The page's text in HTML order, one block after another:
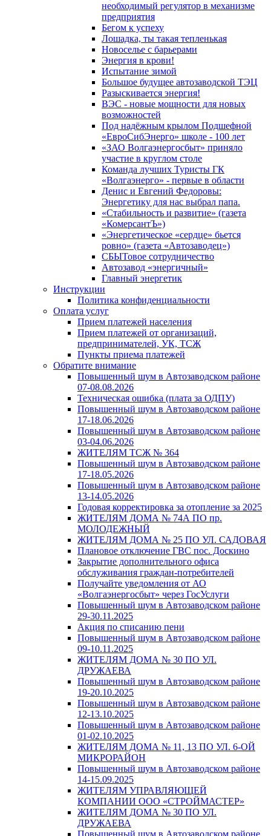
необходимый регулятор в механизме
предприятия
Бегом к успеху
Лошадка, ты такая тепленькая
Новоселье с барьерами
Энергия в крови!
Испытание зимой
Большое будущее автозаводской ТЭЦ
Разыскивается энергия!
ВЭС - новые мощности для новых
возможностей
Под надёжным крылом Подшефной
«ЕвроСибЭнерго» школе - 100 лет
«ЗАО Волгаэнергосбыт» приняло
участие в круглом столе
Команда лучших Туристы ГК
«Волгаэнерго» - первые в области
Денис и Евгений Федоровы:
Энергетику для нас выбрал папа.
«Стабильность и развитие» (газета
«КомерсантЪ»)
«Энергетическое «сердце» бьется
ровно» (газета «Автозаводец»)
СБЫТовое сотрудничество
Автозавод «энергичный»
Главный энергетик
Инструкции
Политика конфиденциальности
Оплата услуг
Прием платежей населения
Прием платежей от организаций,
предпринимателей, УК, ТСЖ
Пункты приема платежей
Обратите внимание
Повышенный шум в Автозаводском районе
07-08.08.2026
Техническая ошибка (плата за ОДПУ)
Повышенный шум в Автозаводском районе
17-18.06.2026
Повышенный шум в Автозаводском районе
03-04.06.2026
ЖИТЕЛЯМ ТСЖ № 364
Повышенный шум в Автозаводском районе
17-18.05.2026
Повышенный шум в Автозаводском районе
13-14.05.2026
Годовая корректировка за отопление за 2025
ЖИТЕЛЯМ ДОМА № 74А ПО пр.
МОЛОДЕЖНЫЙ
ЖИТЕЛЯМ ДОМА № 25 ПО УЛ. САДОВАЯ
Плановое отключение ГВС пос. Доскино
Закрытие дополнительного офиса
обслуживания граждан-потребителей
Получайте уведомления от АО
«Волгаэнергосбыт» через ГосУслуги
Повышенный шум в Автозаводском районе
29-30.11.2025
Акция по списанию пени
Повышенный шум в Автозаводском районе
09-10.11.2025
ЖИТЕЛЯМ ДОМА № 30 ПО УЛ.
ДРУЖАЕВА
Повышенный шум в Автозаводском районе
19-20.10.2025
Повышенный шум в Автозаводском районе
12-13.10.2025
Повышенный шум в Автозаводском районе
01-02.10.2025
ЖИТЕЛЯМ ДОМА № 11, 13 ПО УЛ. 6-ОЙ
МИКРОРАЙОН
Повышенный шум в Автозаводском районе
14-15.09.2025
ЖИТЕЛЯМ УПРАВЛЯЮЩЕЙ
КОМПАНИИ ООО «СТРОЙМАСТЕР»
ЖИТЕЛЯМ ДОМА № 30 ПО УЛ.
ДРУЖАЕВА